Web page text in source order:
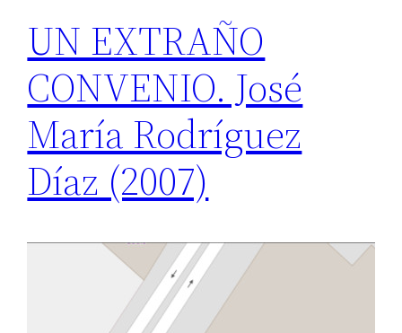
UN EXTRAÑO
CONVENIO. José
María Rodríguez
Díaz (2007)